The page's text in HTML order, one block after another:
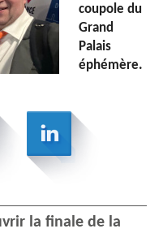
coupole du
Grand
Palais
éphémère.
la finale de la